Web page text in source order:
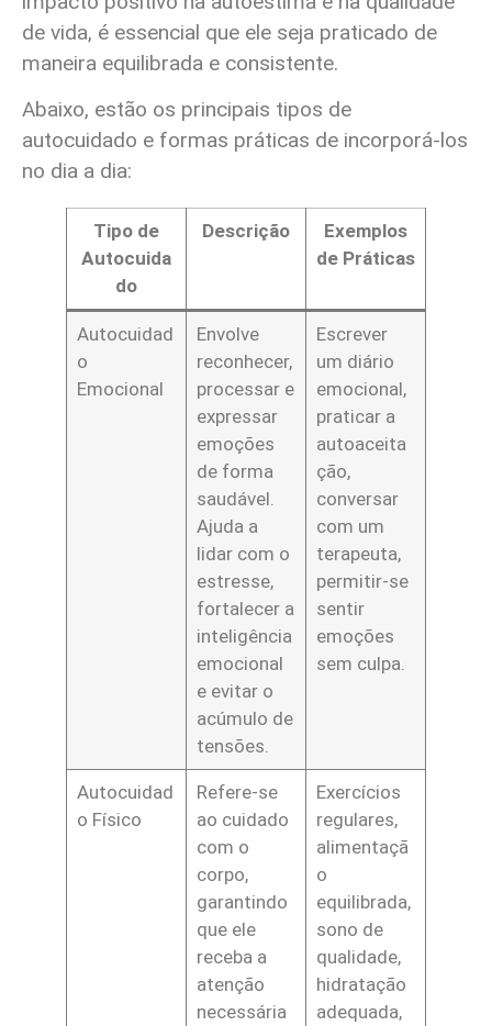
de vida, é essencial que ele seja praticado de
maneira equilibrada e consistente.
Abaixo, estão os principais tipos de
autocuidado e formas práticas de incorporá-los
no dia a dia:
Tipo de
Autocuida
do
Descrição
Exemplos
de Práticas
Autocuidad
o
Emocional
Envolve
reconhecer,
processar e
expressar
emoções
de forma
saudável.
Ajuda a
lidar com o
estresse,
fortalecer a
inteligência
emocional
e evitar o
acúmulo de
tensões.
Escrever
um diário
emocional,
praticar a
autoaceita
ção,
conversar
com um
terapeuta,
permitir-se
sentir
emoções
sem culpa.
Autocuidad
o Físico
Refere-se
ao cuidado
com o
corpo,
garantindo
que ele
receba a
atenção
necessária
Exercícios
regulares,
alimentaçã
o
equilibrada,
sono de
qualidade,
hidratação
adequada,